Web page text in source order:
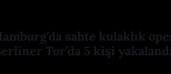
sahte kulaklık
Tor’da 5 kişi